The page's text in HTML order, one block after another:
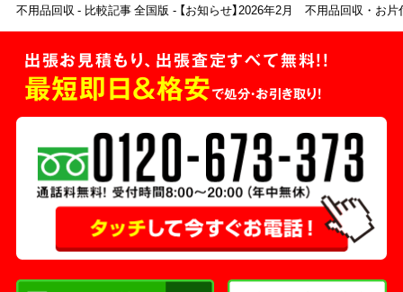
不用品回収 比較記事 全国版 【お知らせ】2026年2月 不用品回収・お
出張お見積もり、出張査定すべて無料!!
最短即日＆格安で処分・お引き取り！